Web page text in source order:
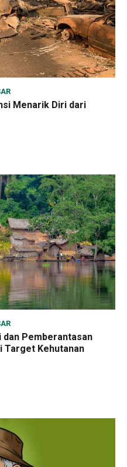
Menarik Diri dari
Pemberantasan
Target Kehutanan